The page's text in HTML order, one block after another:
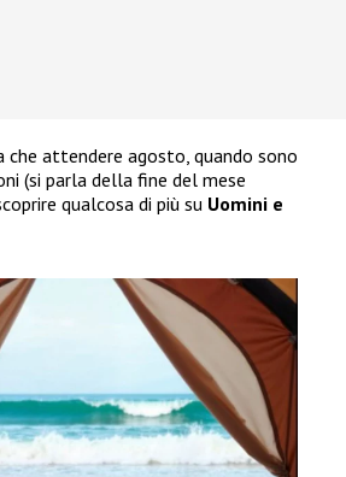
che attendere agosto, quando sono
(si parla della fine del mese
qualcosa di più su Uomini e